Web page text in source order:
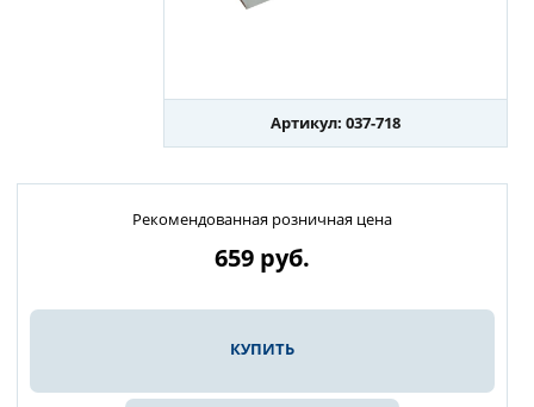
Артикул: 037-718
Рекомендованная розничная цена
659 руб.
КУПИТЬ